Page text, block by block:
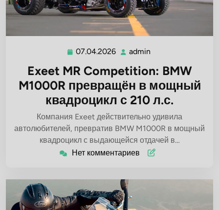
07.04.2026 07.04.2026
admin
Exeet MR Competition: BMW
M1000R превращён в мощный
квадроцикл с 210 л.с.
Компания Exeet действительно удивила
автолюбителей, превратив BMW M1000R в мощный
квадроцикл с выдающейся отдачей в…
Нет комментариев